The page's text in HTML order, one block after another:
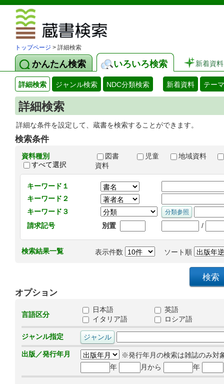
トップページ > 詳細検索
かんたん検索 いろいろ検索 新着資料
詳細検索 ジャンル検索 NDC分類検索 新着資料 テー
詳細検索
詳細な条件を設定して、蔵書を検索することができます。
検索条件
資料種別
すべて選択
図書 児童
地域資料
資料
キーワード１
キーワード２
キーワード３
請求記号
別置 /
検索結果一覧 表示件数 ソート順
オプション
言語区分
日本語
英語
イタリア語
ロシア語
ジャンル指定
出版／発行年月
※発行年月の検索は雑誌のみ対
年
月から 年